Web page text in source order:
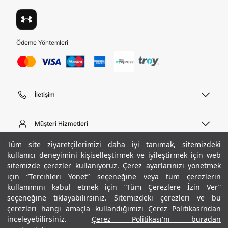
Tüm site ziyaretçilerimizi daha iyi tanımak, sitemizdeki
kullanıcı deneyimini kişiselleştirmek ve iyileştirmek için web
sitemizde çerezler kullanıyoruz. Çerez ayarlarınızı yönetmek
için “Tercihleri Yönet” seçeneğine veya tüm çerezlerin
kullanımını kabul etmek için “Tüm Çerezlere İzin Ver”
seçeneğine tıklayabilirsiniz. Sitemizdeki çerezleri ve bu
çerezleri hangi amaçla kullandığımızı Çerez Politikası’ndan
inceleyebilirsiniz.
Çerez Politikası'nı buradan
Tümünü Gör
Ödeme Yöntemleri
İletişim
444 02 00
Pazartesi - Cuma 09:00 - 18:00
E-posta
bilgi@underarmour.com
Müşteri Hizmetleri
Sipariş Sorgulama
Bize Ulaşın
Teslimat Bilgileri
İşlem Rehberi
İade ve Değişimler
Sıkça Sorulan Sorular
Beden Rehberi
Hakkımızda
Ticari Bilgiler
Hükümler ve Koşullar
Gizlilik Politikası
Çerez Politikası
Kariyer
UA Sosyal Medya
Instagram
Facebook
Twitter
Popüler Kategoriler